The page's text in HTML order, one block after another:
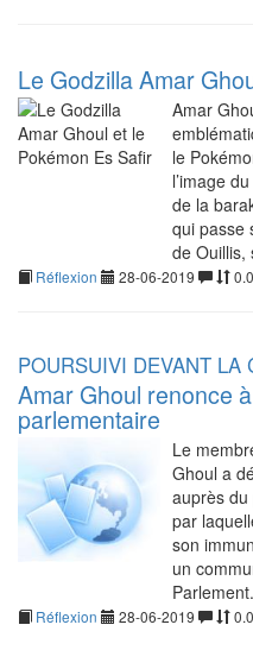
Le Godzilla Amar
Amar
le
l’image
de la
qui passe
de Ouillis,
Réflexion 28-06-2019
POURSUIVI DEVANT LA
Amar Ghoul renonce
parlementaire
Le
Ghoul a
auprès
par
son
un
Réflexion 28-06-2019